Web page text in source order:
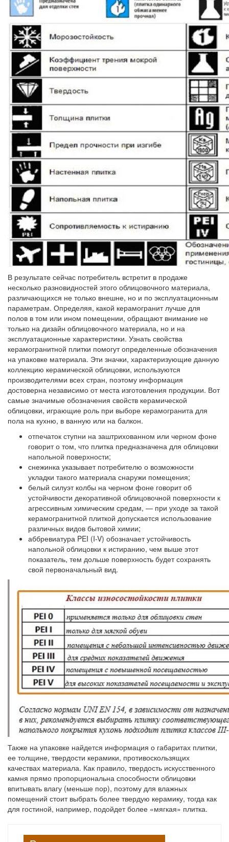
В результате сейчас потребитель встретит в продаже
несколько разновидностей этого облицовочного материала,
различающихся не только внешне, но и по эксплуатационным
параметрам. Определяя, какой керамогранит лучше для
полов в том или ином помещении, обращают внимание не
только на дизайн облицовочного материала, но и на
эксплуатационные характеристики. Узнать свойства
керамогранитной плитки помогут определенные обозначения
на упаковке материала. Эти значки, характеризующие данную
коллекцию керамической облицовки, используются
производителями всех стран, поэтому информация
достоверна независимо от места изготовления продукции. Вот
самые значимые обозначения свойств керамической
облицовки, играющие роль при выборе керамогранита для
пола на кухню, в ванную или на балкон.
отпечаток ступни на заштрихованном или черном фоне
говорит о том, что плитка предназначена для облицовки
напольной поверхности;
снежинка указывает потребителю о возможности
укладки такого материала снаружи помещения;
белый силуэт колбы на черном фоне говорит об
устойчивости декоративной облицовочной поверхности к
агрессивным химическим средам, — при уходе за такой
керамогранитной плиткой допускается использование
различных видов бытовой химии;
аббревиатура PEI (I-V) обозначает устойчивость
напольной облицовки к истиранию, чем выше этот
показатель, тем дольше поверхность будет сохранять
свой первоначальный вид.
Также на упаковке найдется информация о габаритах плитки,
ее толщине, твердости керамики, противоскользящих
качествах материала. Как правило, твердость искусственного
камня прямо пропорциональна способности облицовки
впитывать влагу (меньше пор), поэтому для влажных
помещений стоит выбрать более твердую керамику, тогда как
для гостиной, например, подойдет более «мягкая» плитка.